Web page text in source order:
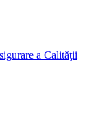
a Calităţii